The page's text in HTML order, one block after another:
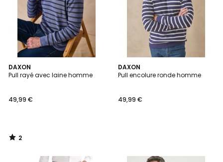
DAXON
Pull rayé avec laine homme
49,99 €
2
/
2
/
DAXON
Pull encolure ronde homme
49,99 €